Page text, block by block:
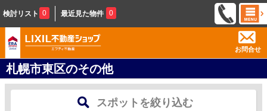
検討リスト 0 最近見た物件 0
お問合せ
札幌市東区のその他
スポットを絞り込む